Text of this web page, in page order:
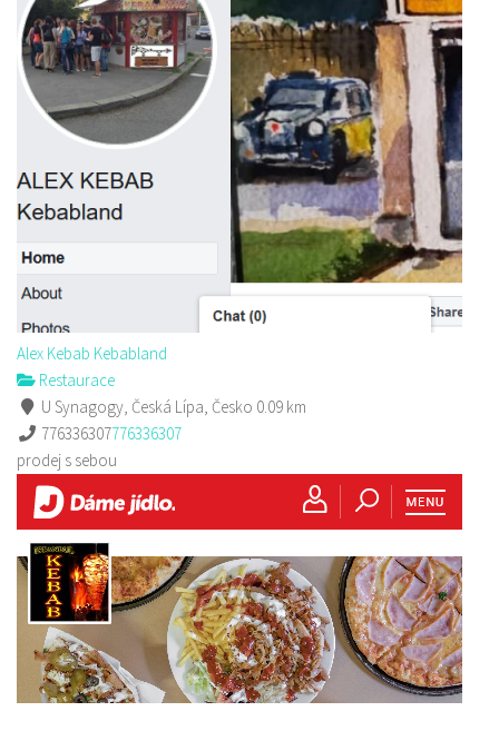
Alex Kebab Kebabland
Restaurace
U Synagogy, Česká Lípa, Česko 0.09 km
776336307776336307
prodej s sebou